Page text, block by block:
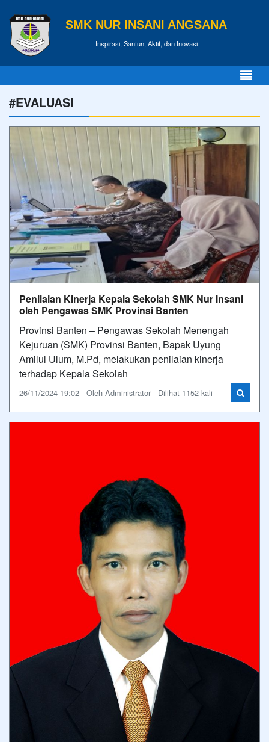
SMK NUR INSANI ANGSANA
Inspirasi, Santun, Aktif, dan Inovasi
#EVALUASI
Penilaian Kinerja Kepala Sekolah SMK Nur Insani
oleh Pengawas SMK Provinsi Banten
Provinsi Banten – Pengawas Sekolah Menengah
Kejuruan (SMK) Provinsi Banten, Bapak Uyung
Amilul Ulum, M.Pd, melakukan penilaian kinerja
terhadap Kepala Sekolah
26/11/2024 19:02 - Oleh Administrator - Dilihat 1152 kali